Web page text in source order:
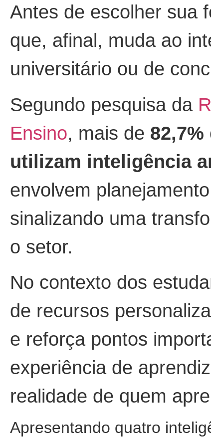
Antes de escolher sua
que, afinal, muda ao
universitário ou de
Segundo pesquisa da
Ensino, mais de
utilizam inteligência
envolvem
sinalizando uma
o setor.
No contexto dos
de recursos
e reforça pontos
experiência de
realidade de quem
Apresentando quatro